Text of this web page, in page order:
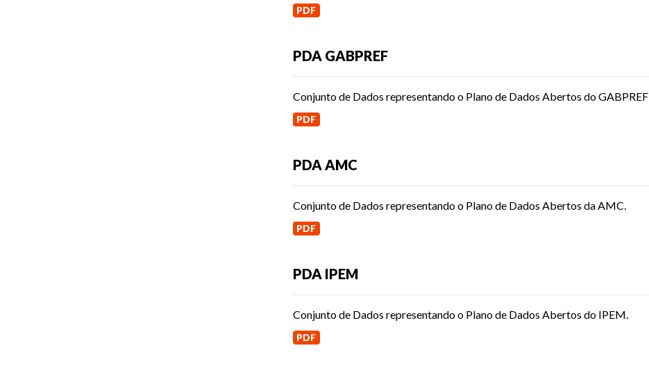
PDF
PDA GABPREF
Conjunto de Dados representando o Plano de Dados Abertos do GABPREF
PDF
PDA AMC
Conjunto de Dados representando o Plano de Dados Abertos da AMC.
PDF
PDA IPEM
Conjunto de Dados representando o Plano de Dados Abertos do IPEM.
PDF